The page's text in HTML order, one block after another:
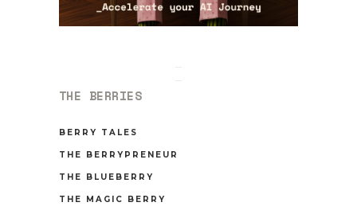
THE BERRIES
BERRY TALES
THE BERRYPRENEUR
THE BLUEBERRY
THE MAGIC BERRY